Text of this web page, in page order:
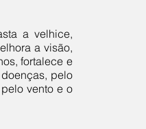
a velhice,
a visão,
fortalece e
pelo
vento e o